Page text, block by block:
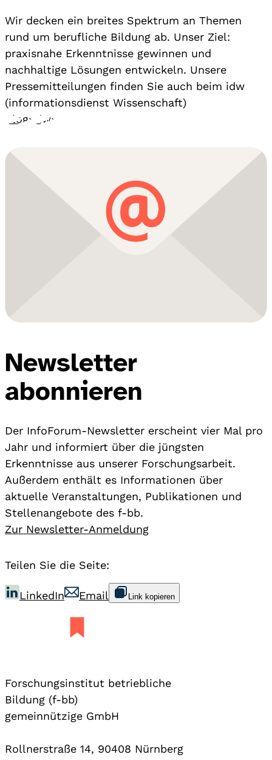
Wir decken ein breites Spektrum an Themen
rund um berufliche Bildung ab. Unser Ziel:
praxisnahe Erkenntnisse gewinnen und
nachhaltige Lösungen entwickeln. Unsere
Pressemitteilungen finden Sie auch beim idw
(informationsdienst Wissenschaft)
Blog› idw›
Newsletter
abonnieren
Der InfoForum-Newsletter erscheint vier Mal pro
Jahr und informiert über die jüngsten
Erkenntnisse aus unserer Forschungsarbeit.
Außerdem enthält es Informationen über
aktuelle Veranstaltungen, Publikationen und
Stellenangebote des f-bb.
Zur Newsletter-Anmeldung
Teilen Sie die Seite:
LinkedIn Email Link kopieren
Forschungsinstitut betriebliche
Bildung (f-bb)
gemeinnützige GmbH
Rollnerstraße 14, 90408 Nürnberg